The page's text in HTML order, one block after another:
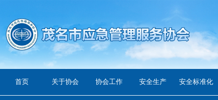
首页 关于协会 协会工作 安全生产 安全标准化